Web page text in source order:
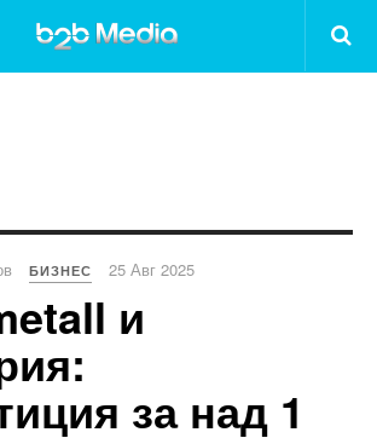
БИЗНЕС 25 Авг 2025
и
за над 1